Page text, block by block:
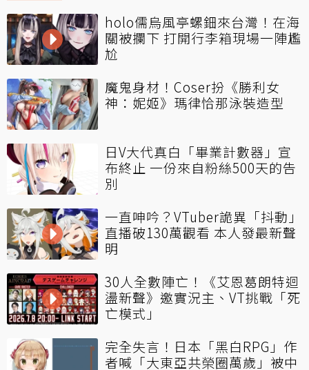
holo儒烏風亭螺鈿來台灣！在海
關被攔下 打開行李箱現場一陣尷
尬
魔鬼身材！Coser扮《勝利女
神：妮姬》瑪律恰那泳裝造型
日V大代真白「畢業計數器」宣
布終止 一份來自粉絲500天的告
別
一直呻吟？VTuber詭異「抖動」
直播破130萬觀看 本人發最新聲
明
30人全數陣亡！《艾恩葛朗特迴
盪新聲》邀實況主、VT挑戰「死
亡模式」
完全失言！日本「黑白RPG」作
者喊「大東亞共榮圈萬歲」被中